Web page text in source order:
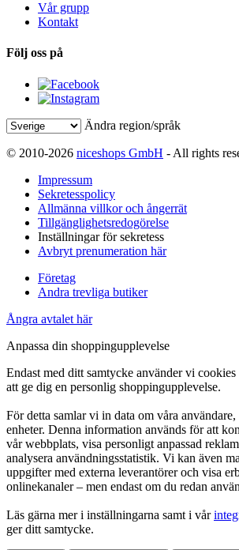
Vår grupp
Kontakt
Följ oss på
Ändra region/språk
© 2010-2026 niceshops GmbH - All rights
Impressum
Sekretesspolicy
Allmänna villkor och ångerrät
Tillgänglighetsredogörelse
Inställningar för sekretess
Avbryt prenumeration här
Företag
Andra trevliga butiker
Ångra avtalet här
Anpassa din shoppingupplevelse
Endast med ditt samtycke använder vi
att ge dig en personlig shoppingupplevelse.
För detta samlar vi in data om våra användare,
enheter. Denna information används för att
vår webbplats, visa personligt anpassad
analysera användningsstatistik. Vi kan även
uppgifter med externa leverantörer och visa
onlinekanaler – men endast om du redan
Läs gärna mer i inställningarna samt i vår
ger ditt samtycke.